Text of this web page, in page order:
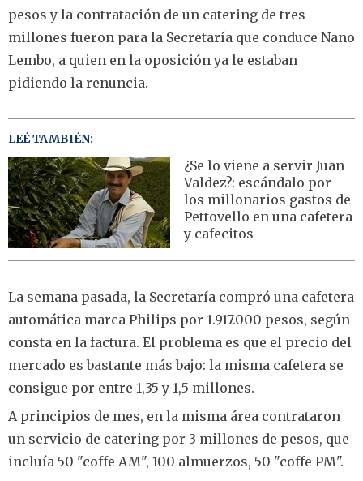
pesos y la contratación de un catering de tres
millones fueron para la Secretaría que conduce Nano
Lembo, a quien en la oposición ya le estaban
pidiendo la renuncia.
LEÉ TAMBIÉN:
¿Se lo viene a servir Juan
Valdez?: escándalo por
los millonarios gastos de
Pettovello en una cafetera
y cafecitos
La semana pasada, la Secretaría compró una cafetera
automática marca Philips por 1.917.000 pesos, según
consta en la factura. El problema es que el precio del
mercado es bastante más bajo: la misma cafetera se
consigue por entre 1,35 y 1,5 millones.
A principios de mes, en la misma área contrataron
un servicio de catering por 3 millones de pesos, que
incluía 50 "coffe AM", 100 almuerzos, 50 "coffe PM".